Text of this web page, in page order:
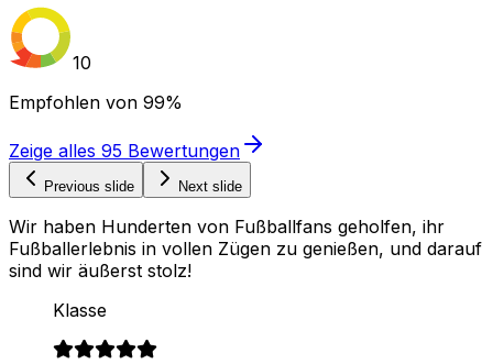
10
Empfohlen von 99%
Zeige alles 95 Bewertungen
Previous slide Next slide
Wir haben Hunderten von Fußballfans geholfen, ihr
Fußballerlebnis in vollen Zügen zu genießen, und darauf
sind wir äußerst stolz!
Klasse